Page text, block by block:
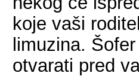
koje vaši
limuzina.
otvarati pred